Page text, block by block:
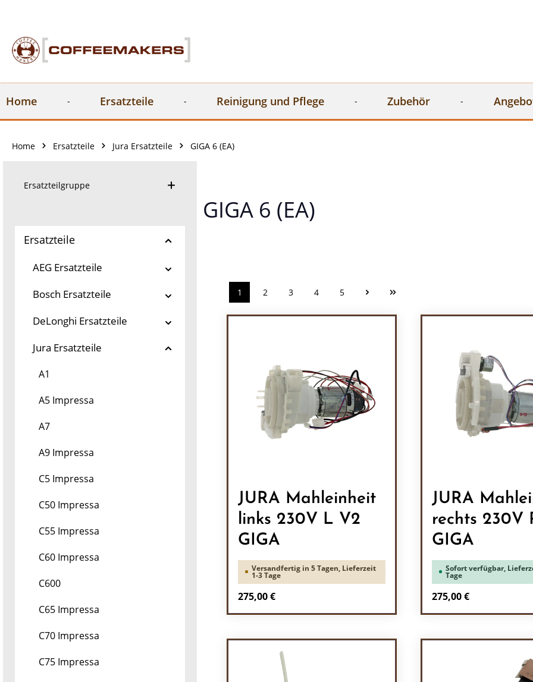
Home Ersatzteile Reinigung und Pflege Zubehör
Home Ersatzteile Jura Ersatzteile GIGA 6 (EA)
Ersatzteilgruppe
Ersatzteile
AEG Ersatzteile
Bosch Ersatzteile
DeLonghi Ersatzteile
Jura Ersatzteile
A1
A5 Impressa
A7
A9 Impressa
C5 Impressa
C50 Impressa
C55 Impressa
C60 Impressa
C600
C65 Impressa
C70 Impressa
C75 Impressa
GIGA 6 (EA)
Seite
1 Seite
2 Seite
3 Seite
4 Seite
5
JURA Mahleinheit
links 230V L V2
GIGA
Versandfertig in 5 Tagen, Lieferzeit
1-3 Tage
Regulärer Preis:
275,00 €
JURA
rechts 230V
GIGA
Sofort verfügbar,
Tage
Regulärer Preis:
275,00 €